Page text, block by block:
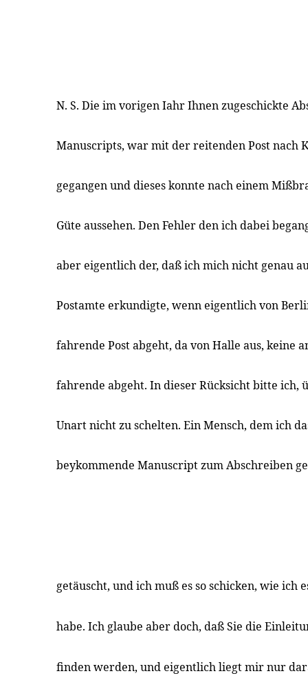
N. S. Die im vorigen Iahr Ihnen zugeschickte
Manuscripts, war mit der reitenden Post nach
gegangen und dieses konnte nach einem
Güte aussehen. Den Fehler den ich dabei
aber eigentlich der, daß ich mich nicht genau
Postamte erkundigte, wenn eigentlich von
fahrende Post abgeht, da von Halle aus, keine
fahrende abgeht. In dieser Rücksicht bitte ich,
Unart nicht zu schelten. Ein Mensch, dem ich
beykommende Manuscript zum Abschreiben
getäuscht, und ich muß es so schicken, wie ich
habe. Ich glaube aber doch, daß Sie die
finden werden, und eigentlich liegt mir nur